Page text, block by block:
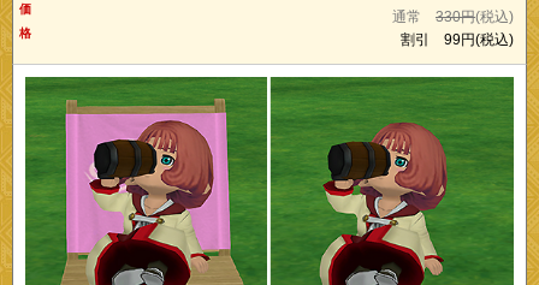
価
格
通常 330円(税込)
割引 99円(税込)